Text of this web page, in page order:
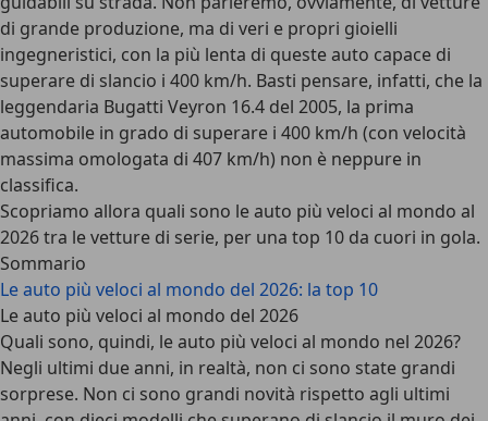
di grande produzione, ma di veri e propri gioielli
ingegneristici, con la più lenta di queste auto capace di
superare di slancio i 400 km/h. Basti pensare, infatti, che la
leggendaria Bugatti Veyron 16.4 del 2005, la prima
automobile in grado di superare i 400 km/h (con velocità
massima omologata di 407 km/h) non è neppure in
classifica.
Scopriamo allora quali sono le auto più veloci al mondo al
2026tra le vetture di serie, per una top 10 da cuori in gola.
Sommario
Le auto più veloci al mondo del 2026: la top 10
Le auto più veloci al mondo del 2026
Quali sono, quindi, le auto più veloci al mondo nel 2026?
Negli ultimi due anni, in realtà, non ci sono state grandi
sorprese. Non ci sono grandi novità rispetto agli ultimi